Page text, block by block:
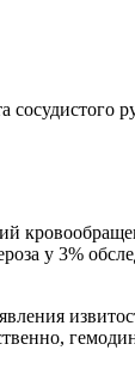
у 3%